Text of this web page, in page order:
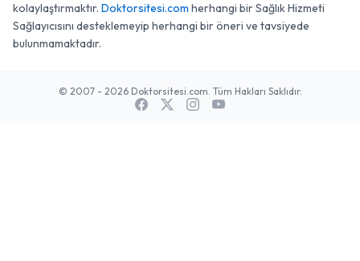
kolaylaştırmaktır. Doktorsitesi.com herhangi bir Sağlık Hizmeti
Sağlayıcısını desteklemeyip herhangi bir öneri ve tavsiyede
bulunmamaktadır.
© 2007 - 2026 Doktorsitesi.com. Tüm Hakları Saklıdır.